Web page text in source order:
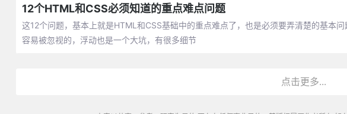
12个HTML和CSS必须知道的重点难点问题
这12个问题，基本上就是HTML和CSS基础中的重点难点了，也是必须要弄清楚的基本
容易被忽视的，浮动也是一个大坑，有很多细节
点击更多...